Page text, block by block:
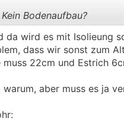
Bodenaufbau?
da wird es mit Isolieung
dass wir sonst zum
muss 22cm und Estrich
aber muss es ja